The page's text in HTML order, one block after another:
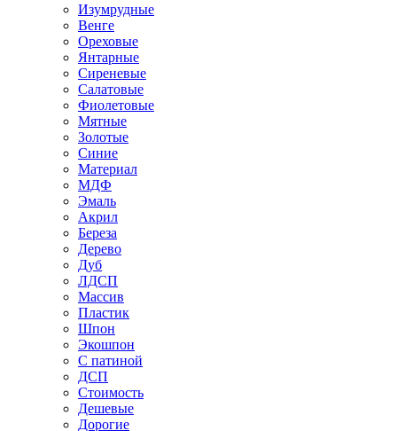
Изумрудные
Венге
Ореховые
Янтарные
Сиреневые
Салатовые
Фиолетовые
Мятные
Золотые
Синие
Материал
МДФ
Эмаль
Акрил
Береза
Дерево
Дуб
ЛДСП
Массив
Пластик
Шпон
Экошпон
С патиной
ДСП
Стоимость
Дешевые
Дорогие